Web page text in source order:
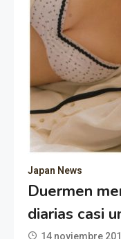
Japan News
Duermen
diarias casi
14 noviembre